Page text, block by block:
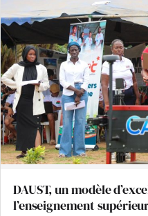
DAUST, un modèle
l’enseignement